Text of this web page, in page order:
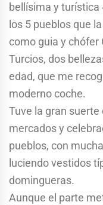
bellísima y turística
los 5 pueblos que
como guia y chófer
Turcios, dos
edad, que me
moderno coche.
Tuve la gran
mercados y
pueblos, con
luciendo vestidos
domingueras.
Aunque el parte